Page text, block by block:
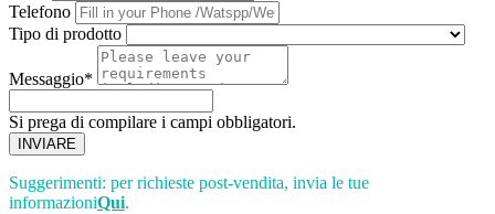
Telefono
Tipo di prodotto
Messaggio*
Si prega di compilare i campi obbligatori.
INVIARE
Suggerimenti: per richieste post-vendita, invia le tue
informazioniQui.